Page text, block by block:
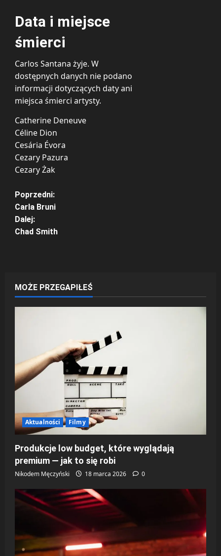
Data i miejsce
śmierci
Carlos Santana żyje. W
dostępnych danych nie podano
informacji dotyczących daty ani
miejsca śmierci artysty.
Catherine Deneuve
Céline Dion
Cesária Évora
Cezary Pazura
Cezary Żak
Z
o
b
c
z
i
s
Poprzedni:
Carla Bruni
Dalej:
Chad Smith
MOŻE PRZEGAPIŁEŚ
Aktualności Filmy
Produkcje low budget, które wyglądają
premium — jak to się robi
Nikodem Męczyński 18 marca 2026 0